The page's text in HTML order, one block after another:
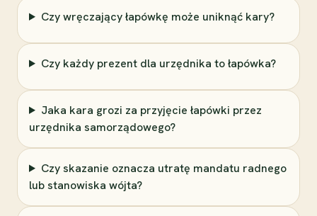
Czy wręczający łapówkę może uniknąć kary?
Czy każdy prezent dla urzędnika to łapówka?
Jaka kara grozi za przyjęcie łapówki przez
urzędnika samorządowego?
Czy skazanie oznacza utratę mandatu radnego
lub stanowiska wójta?